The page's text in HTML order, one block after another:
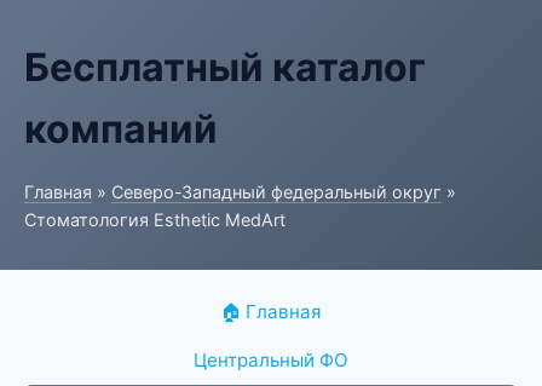
Бесплатный каталог
компаний
Главная » Северо-Западный федеральный округ »
Стоматология Esthetic MedArt
🏠 Главная
Центральный ФО